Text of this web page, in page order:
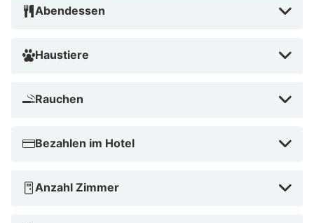
Abendessen
Haustiere
Rauchen
Bezahlen im Hotel
Anzahl Zimmer